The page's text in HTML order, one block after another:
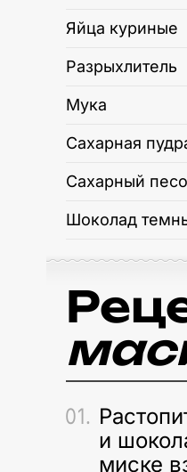
Яйца куриные
Разрыхлитель
Мука
Сахарная
Сахарный
Шоколад
и
миске